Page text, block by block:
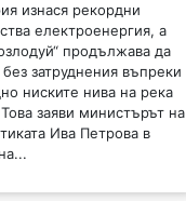
изнася рекордни
електроенергия, а
продължава да
затруднения въпреки
ниските нива на река
заяви министърът на
Ива Петрова в